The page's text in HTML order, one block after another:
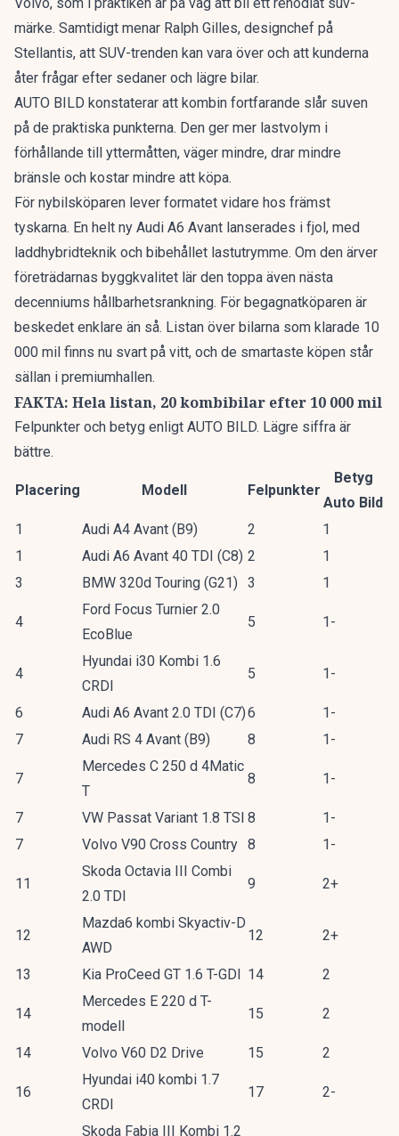
märke. Samtidigt menar Ralph Gilles, designchef på
Stellantis, att SUV-trenden kan vara över och att kunderna
åter frågar efter sedaner och lägre bilar.
AUTO BILD konstaterar att kombin fortfarande slår suven
på de praktiska punkterna. Den ger mer lastvolym i
förhållande till yttermåtten, väger mindre, drar mindre
bränsle och kostar mindre att köpa.
För nybilsköparen lever formatet vidare hos främst
tyskarna. En helt ny Audi A6 Avant lanserades i fjol, med
laddhybridteknik och bibehållet lastutrymme. Om den ärver
företrädarnas byggkvalitet lär den toppa även nästa
decenniums hållbarhetsrankning. För begagnatköparen är
beskedet enklare än så. Listan över bilarna som klarade 10
000 mil finns nu svart på vitt, och de smartaste köpen står
sällan i premiumhallen.
FAKTA: Hela listan, 20 kombibilar efter 10 000 mil
Felpunkter och betyg enligt AUTO BILD. Lägre siffra är
bättre.
Placering Modell Felpunkter
Betyg
Auto Bild
1
Audi A4 Avant (B9) 2
1
1
Audi A6 Avant 40 TDI (C8) 2
1
3
BMW 320d Touring (G21) 3 1
4
Ford Focus Turnier 2.0
EcoBlue
5 1-
4
Hyundai i30 Kombi 1.6
CRDI
5 1-
6 Audi A6 Avant 2.0 TDI (C7)6
1-
7
Audi RS 4 Avant (B9) 8 1-
7
Mercedes C 250 d 4Matic
T
8 1-
7 VW Passat Variant 1.8 TSI 8
1-
7
Volvo V90 Cross Country 8 1-
11
Skoda Octavia III Combi
2.0 TDI
9 2+
12
Mazda6 kombi Skyactiv-D
AWD
12 2+
13 Kia ProCeed GT 1.6 T-GDI 14 2
14
Mercedes E 220 d T-
modell
15 2
14 Volvo V60 D2 Drive 15 2
16
Hyundai i40 kombi 1.7
CRDI
17 2-
Skoda Fabia III Kombi 1.2